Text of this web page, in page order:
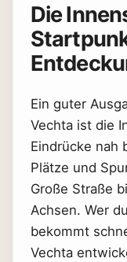
Die
Ein guter
Vechta ist die
Eindrücke nah
Plätze und
Große Straße
Achsen. Wer
bekommt
Vechta